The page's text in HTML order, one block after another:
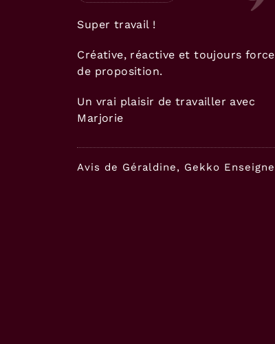
Super travail !
Créative, réactive et toujours force
de proposition.
Un vrai plaisir de travailler avec
Marjorie
Avis de Géraldine, Gekko Enseigne